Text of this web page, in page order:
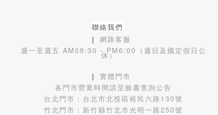
聯絡我們
❙ 網路客服
週一至週五 AM09:30 - PM6:00（週日及國定假日公
休）
❙ 實體門市
各門市營業時間請至臉書查詢公告
台北門市： 台北市北投區裕民六路130號
竹北門市： 新竹縣竹北市光明一路250號